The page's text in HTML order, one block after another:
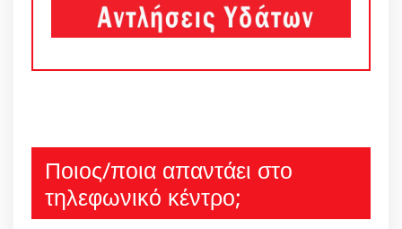
Ποιος/ποια απαντάει στο
τηλεφωνικό κέντρο;